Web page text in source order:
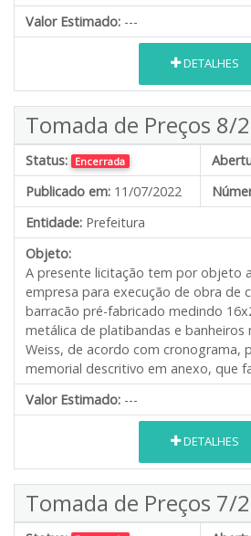
Valor Estimado: ---
DETALHES
Tomada de Preços 8/
Status: Encerrada
Publicado em: 11/07/2022
Entidade: Prefeitura
Objeto:
A presente licitação tem por objeto
empresa para execução de obra de
barracão pré-fabricado medindo
metálica de platibandas e banheiros
Weiss, de acordo com cronograma,
memorial descritivo em anexo, que
Valor Estimado: ---
DETALHES
Tomada de Preços 7/